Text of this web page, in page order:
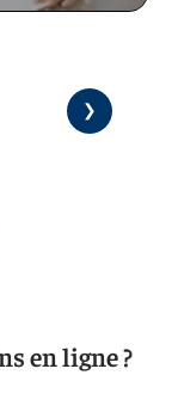
en ligne ?